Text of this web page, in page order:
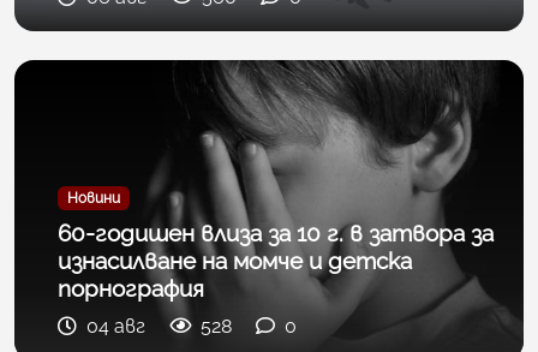
Новини
60-годишен влиза за 10 г. в затвора за
изнасилване на момче и детска
порнография
04 авг 528 0